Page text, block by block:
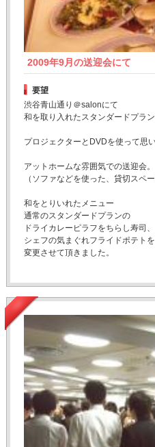
2009年9月の送迎会にて
要望
渋谷青山通り＠salonにて
和を取り入れたスタンダードプラン
プロジェクターとDVDを使って思
アットホームな雰囲気での送迎会。
（ソファなどを使った、貸切スペー
和をとりいれたメニュー
通常のスタンダードプランの
ドライカレーピラフをちらし寿司、
シェフの気まぐれフライドポテト
変更させて頂きました。